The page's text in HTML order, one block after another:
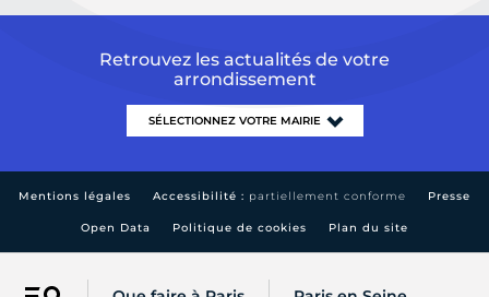
Retrouvez les actualités de votre
arrondissement
Mentions légales Accessibilité : partiellement conforme Presse
Open Data Politique de cookies Plan du site